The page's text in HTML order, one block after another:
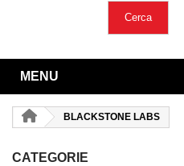
Cerca
MENU
BLACKSTONE LABS
CATEGORIE